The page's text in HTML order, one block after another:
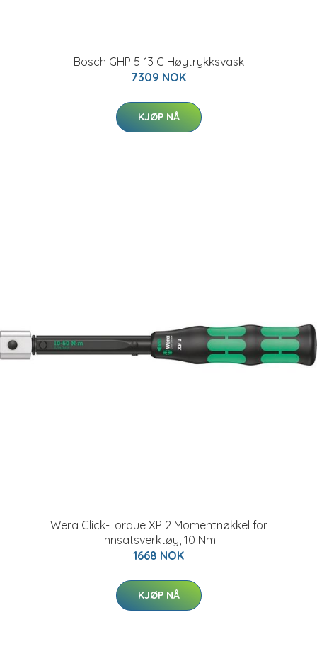
Bosch GHP 5-13 C Høytrykksvask
7309 NOK
KJØP NÅ
Wera Click-Torque XP 2 Momentnøkkel for
innsatsverktøy, 10 Nm
1668 NOK
KJØP NÅ